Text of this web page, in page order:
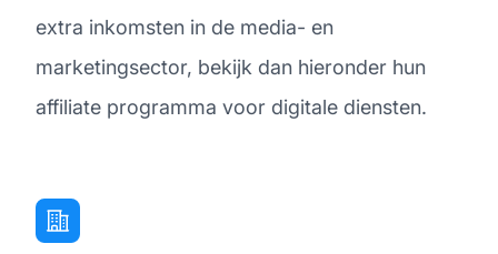
extra inkomsten in de media- en
marketingsector, bekijk dan hieronder hun
affiliate programma voor digitale diensten.